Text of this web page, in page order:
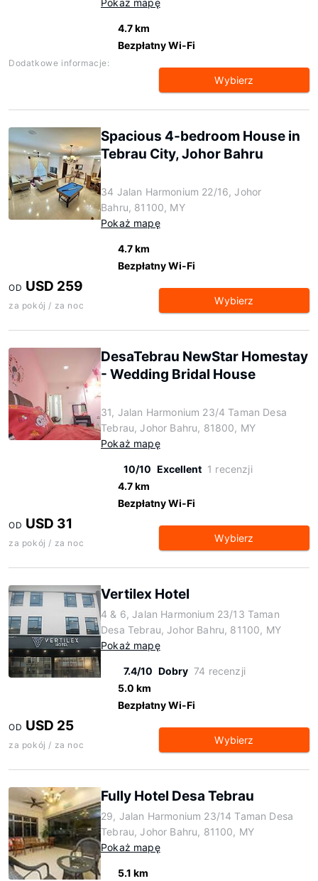
Pokaż mapę
4.7 km
Bezpłatny Wi-Fi
Dodatkowe informacje:
Wybierz
Spacious 4-bedroom House in
Tebrau City, Johor Bahru
34 Jalan Harmonium 22/16, Johor
Bahru, 81100, MY
Pokaż mapę
4.7 km
Bezpłatny Wi-Fi
OD USD 259
za pokój / za noc Wybierz
DesaTebrau NewStar Homestay
- Wedding Bridal House
31, Jalan Harmonium 23/4 Taman Desa
Tebrau, Johor Bahru, 81800, MY
Pokaż mapę
10/10 Excellent 1 recenzji
4.7 km
Bezpłatny Wi-Fi
OD USD 31
za pokój / za noc Wybierz
Vertilex Hotel
4 & 6, Jalan Harmonium 23/13 Taman
Desa Tebrau, Johor Bahru, 81100, MY
Pokaż mapę
7.4/10 Dobry 74 recenzji
5.0 km
Bezpłatny Wi-Fi
OD USD 25
za pokój / za noc Wybierz
Fully Hotel Desa Tebrau
29, Jalan Harmonium 23/14 Taman Desa
Tebrau, Johor Bahru, 81100, MY
Pokaż mapę
5.1 km